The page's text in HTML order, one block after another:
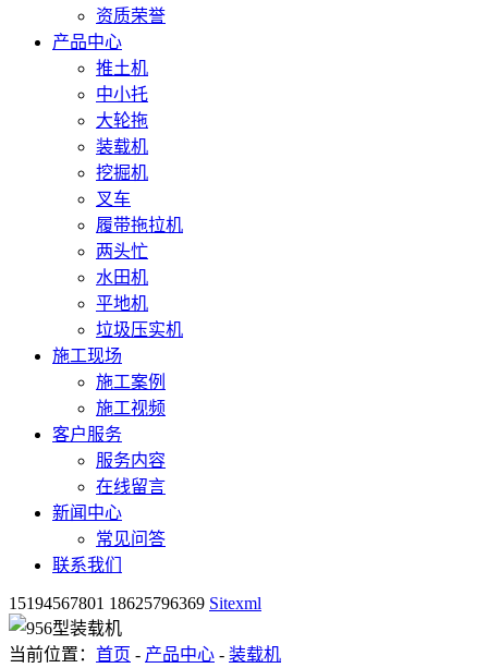
资质荣誉
产品中心
推土机
中小托
大轮拖
装载机
挖掘机
叉车
履带拖拉机
两头忙
水田机
平地机
垃圾压实机
施工现场
施工案例
施工视频
客户服务
服务内容
在线留言
新闻中心
常见问答
联系我们
15194567801 18625796369 Sitexml
当前位置： 首页 - 产品中心 - 装载机